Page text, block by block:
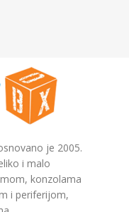
je 2005.
i malo
konzolama
i periferijom,